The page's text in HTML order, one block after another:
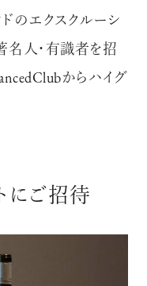
のエクスクルーシ
名人・有識者を招
からハイグ
にご招待